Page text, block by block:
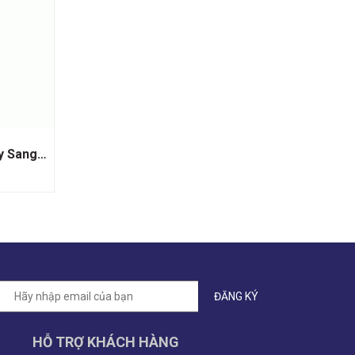
Rượu Liqueur Luxardo Cherry Sangue Morlacco
HỖ TRỢ KHÁCH HÀNG